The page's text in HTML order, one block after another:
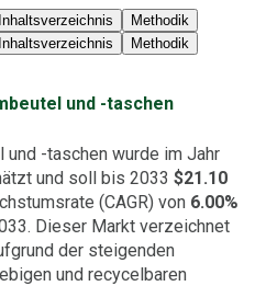
Inhaltsverzeichnis
Methodik
Inhaltsverzeichnis
Methodik
und -taschen
und -taschen wurde im Jahr
und soll bis 2033 $21.10
(CAGR) von 6.00%
Dieser Markt verzeichnet
der steigenden
und recycelbaren